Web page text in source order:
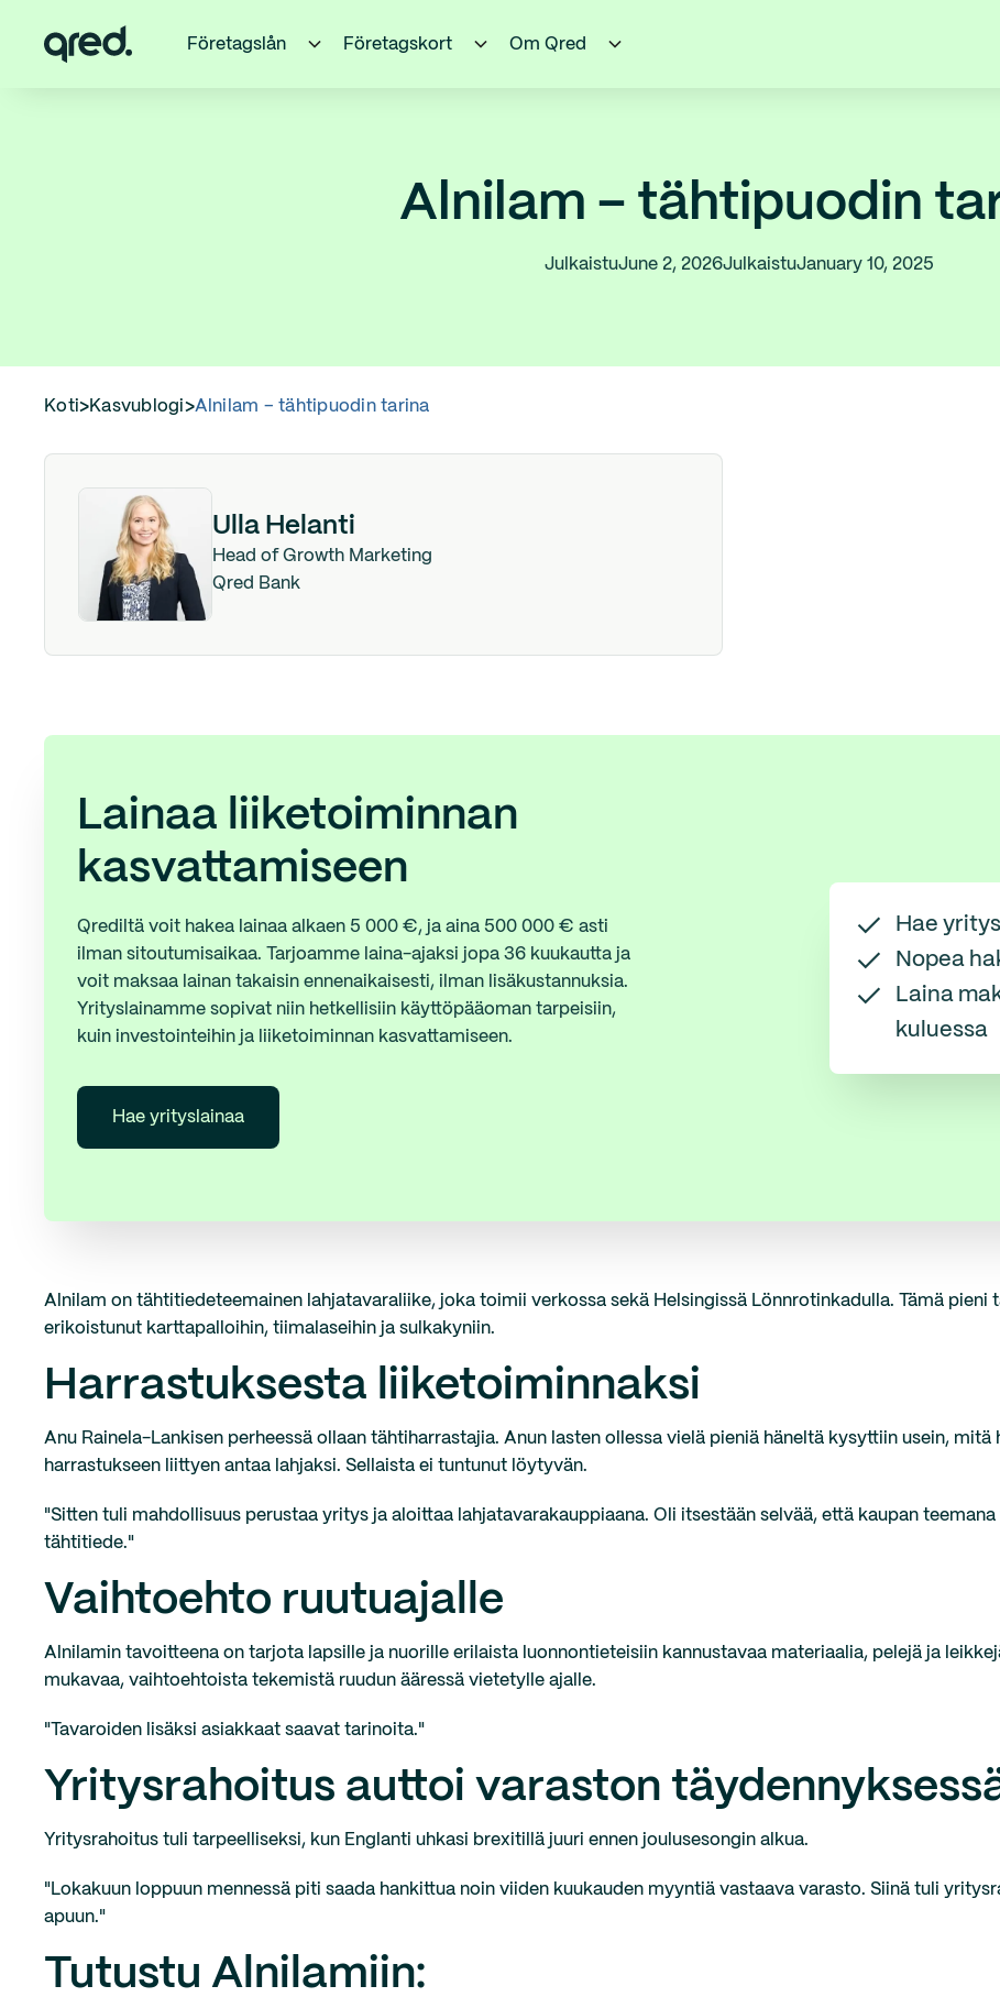
Företagslån Företagskort Om Qred
Alnilam – tähtipuodin
JulkaistuJune 2, 2026JulkaistuJanuary 10, 2025
Koti>Kasvublogi>Alnilam – tähtipuodin tarina
Ulla Helanti
Head of Growth Marketing
Qred Bank
Lainaa liiketoiminnan
kasvattamiseen
Qrediltä voit hakea lainaa alkaen 5 000 €, ja aina 500 000 € asti
ilman sitoutumisaikaa. Tarjoamme laina-ajaksi jopa 36 kuukautta ja
voit maksaa lainan takaisin ennenaikaisesti, ilman lisäkustannuksia.
Yrityslainamme sopivat niin hetkellisiin käyttöpääoman tarpeisiin,
kuin investointeihin ja liiketoiminnan kasvattamiseen.
Hae yrityslainaa
Hae
Nopea
Laina
kuluessa
Alnilam on tähtitiedeteemainen lahjatavaraliike, joka toimii verkossa sekä Helsingissä Lönnrotinkadulla. Tämä pieni
erikoistunut karttapalloihin, tiimalaseihin ja sulkakyniin.
Harrastuksesta liiketoiminnaksi
Anu Rainela-Lankisen perheessä ollaan tähtiharrastajia. Anun lasten ollessa vielä pieniä häneltä kysyttiin usein, mitä
harrastukseen liittyen antaa lahjaksi. Sellaista ei tuntunut löytyvän.
"Sitten tuli mahdollisuus perustaa yritys ja aloittaa lahjatavarakauppiaana. Oli itsestään selvää, että kaupan
tähtitiede."
Vaihtoehto ruutuajalle
Alnilamin tavoitteena on tarjota lapsille ja nuorille erilaista luonnontieteisiin kannustavaa materiaalia, pelejä ja
mukavaa, vaihtoehtoista tekemistä ruudun ääressä vietetylle ajalle.
"Tavaroiden lisäksi asiakkaat saavat tarinoita."
Yritysrahoitus auttoi varaston
Yritysrahoitus tuli tarpeelliseksi, kun Englanti uhkasi brexitillä juuri ennen joulusesongin alkua.
"Lokakuun loppuun mennessä piti saada hankittua noin viiden kuukauden myyntiä vastaava varasto. Siinä tuli
apuun."
Tutustu Alnilamiin: